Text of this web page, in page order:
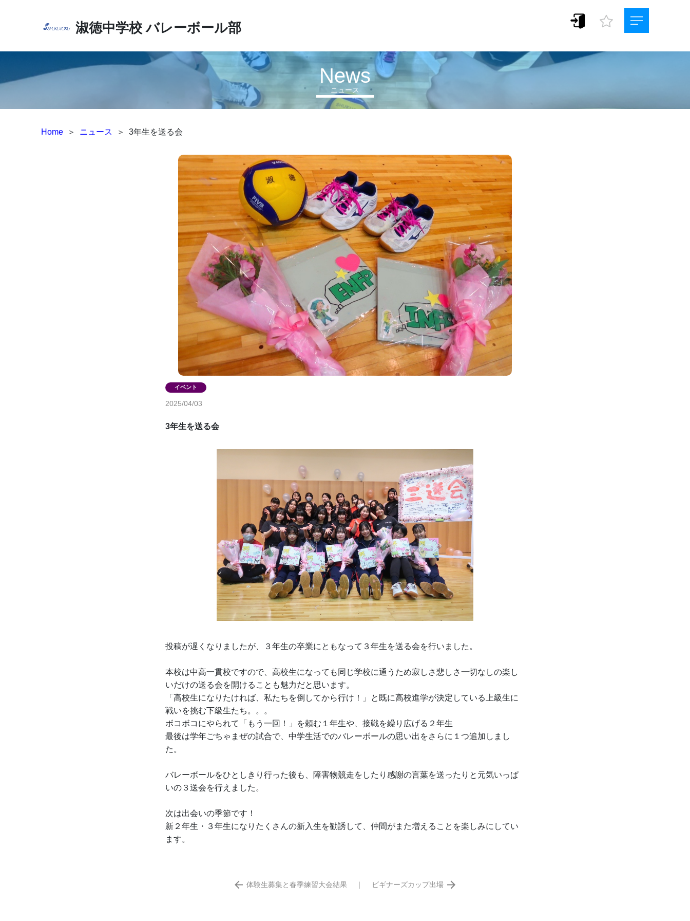
淑徳中学校 バレーボール部
ニュース
News
Home ＞ ニュース ＞ 3年生を送る会
2025/04/03
3年生を送る会
投稿が遅くなりましたが、３年生の卒業にともなって３年生を送る会を行いました。
本校は中高一貫校ですので、高校生になっても同じ学校に通うため寂しさ悲しさ一切なしの楽し
いだけの送る会を開けることも魅力だと思います。
「高校生になりたければ、私たちを倒してから行け！」と既に高校進学が決定している上級生に
戦いを挑む下級生たち。。。
ボコボコにやられて「もう一回！」を頼む１年生や、接戦を繰り広げる２年生
最後は学年ごちゃまぜの試合で、中学生活でのバレーボールの思い出をさらに１つ追加しまし
た。
バレーボールをひとしきり行った後も、障害物競走をしたり感謝の言葉を送ったりと元気いっぱ
いの３送会を行えました。
次は出会いの季節です！
新２年生・３年生になりたくさんの新入生を勧誘して、仲間がまた増えることを楽しみにしてい
ます。
体験生募集と春季練習大会結果 ｜ ビギナーズカップ出場